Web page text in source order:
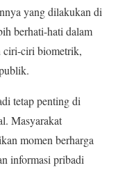
yang dilakukan di
berhati-hati dalam
ciri-ciri biometrik,
tetap penting di
Masyarakat
momen berharga
informasi pribadi